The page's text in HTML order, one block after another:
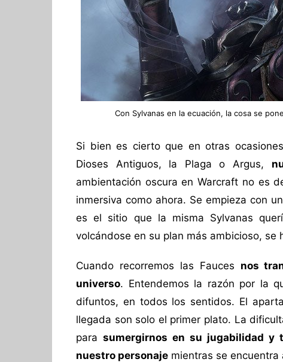
Con Sylvanas en la ecuación, la cosa se
Si bien es cierto que en otras
Dioses Antiguos, la Plaga o Argus,
ambientación oscura en Warcraft no es
inmersiva como ahora. Se empieza con
es el sitio que la misma Sylvanas
volcándose en su plan más ambicioso,
Cuando recorremos las Fauces nos
universo. Entendemos la razón por la
difuntos, en todos los sentidos. El
llegada son solo el primer plato. La
para sumergirnos en su jugabilidad y
nuestro personaje mientras se encuentra